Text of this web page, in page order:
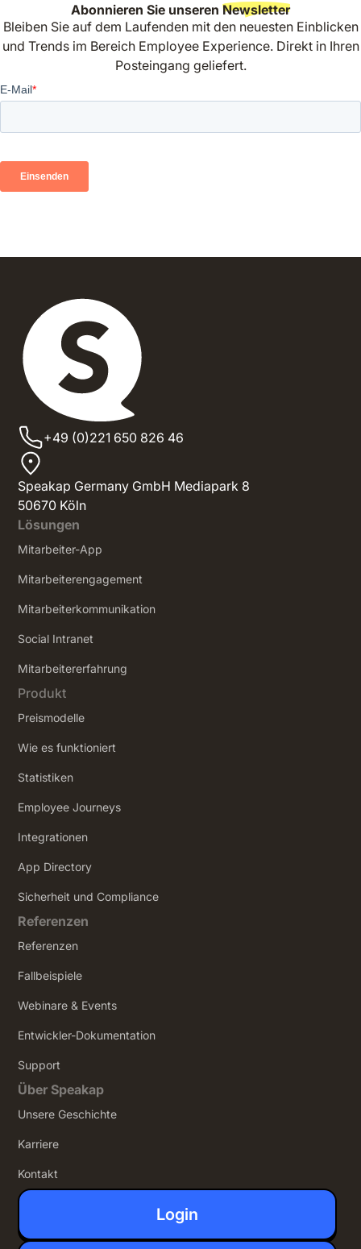
Abonnieren Sie unseren Newsletter
Bleiben Sie auf dem Laufenden mit den neuesten Einblicken
und Trends im Bereich Employee Experience. Direkt in Ihren
Posteingang geliefert.
+49 (0)221 650 826 46
Speakap Germany GmbH Mediapark 8
50670 Köln
Lösungen
Mitarbeiter-App
Mitarbeiterengagement
Mitarbeiterkommunikation
Social Intranet
‍Mitarbeitererfahrung
Produkt
Preismodelle
Wie es funktioniert
Statistiken
Employee Journeys
Integrationen
App Directory
Sicherheit und Compliance
Referenzen
Referenzen
Fallbeispiele
Webinare & Events
Entwickler-Dokumentation
Support
Über Speakap
Unsere Geschichte
Karriere
Kontakt
Login